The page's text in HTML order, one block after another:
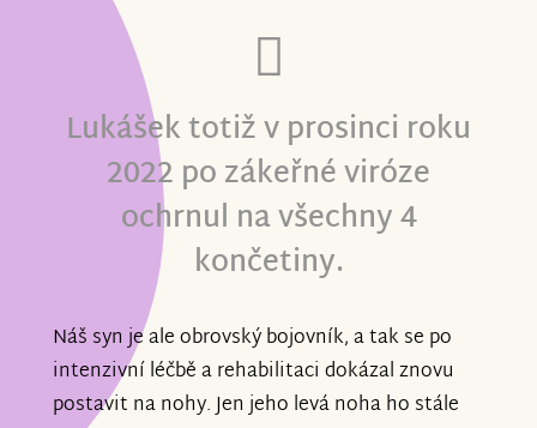
Lukášek totiž v prosinci roku
2022 po zákeřné viróze
ochrnul na všechny 4
končetiny.
Náš syn je ale obrovský bojovník, a tak se po
intenzivní léčbě a rehabilitaci dokázal znovu
postavit na nohy. Jen jeho levá noha ho stále